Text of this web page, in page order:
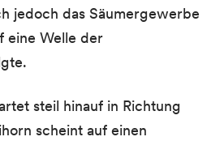
jedoch das Säumergewerbe
eine Welle der
steil hinauf in Richtung
scheint auf einen